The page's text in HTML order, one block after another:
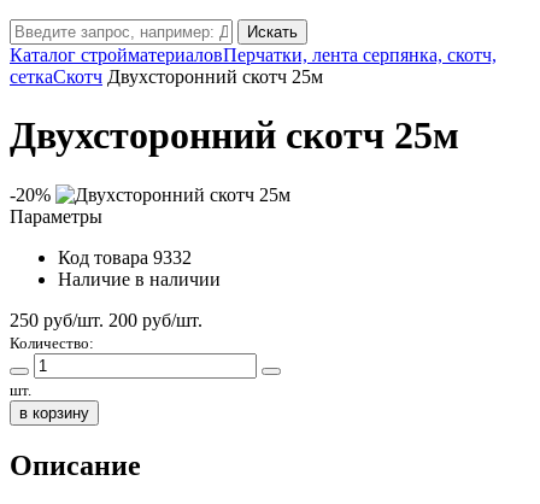
Искать
Каталог стройматериаловПерчатки, лента серпянка, скотч,
сеткаСкотч Двухсторонний скотч 25м
Двухсторонний скотч 25м
-20%
Параметры
Код товара 9332
Наличие в наличии
250 руб/шт. 200 руб/шт.
Количество:
шт.
в корзину
Описание